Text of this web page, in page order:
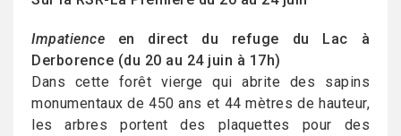
Impatience en direct du refuge du Lac à
Derborence (du 20 au 24 juin à 17h)
Dans cette forêt vierge qui abrite des sapins
monumentaux de 450 ans et 44 mètres de hauteur,
les arbres portent des plaquettes pour des